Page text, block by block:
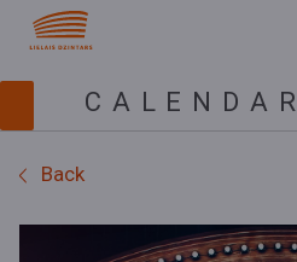
CALENDAR
Back